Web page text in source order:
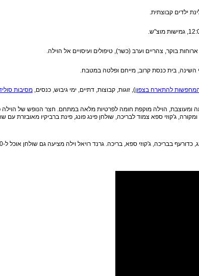
ילדים קבוצתית.
בוקר, צהריים וערב (כשר), טיפולים ועיסויים אל הוילה.
בית כנסת קרוב, מייחם ופלטה במטבח.
להתארח בצפון), זוגות, קבוצות, דתיים, ימי גיבוש, כנסים,מסיבות
ומעוצבת, הוילה מוקפת חומה לפרטיות מלאה במתחם. חצר הנופש של הוילה
ג'קוזי ספא צמוד לבריכה, שולחן פינג פונג, פינת ברביקיו מאובזרת עם